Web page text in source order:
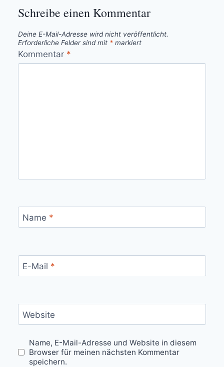
Schreibe einen Kommentar
Deine E-Mail-Adresse wird nicht veröffentlicht.
Erforderliche Felder sind mit * markiert
Kommentar *
Name *
E-Mail *
Website
Name, E-Mail-Adresse und Website in diesem
Browser für meinen nächsten Kommentar
speichern.